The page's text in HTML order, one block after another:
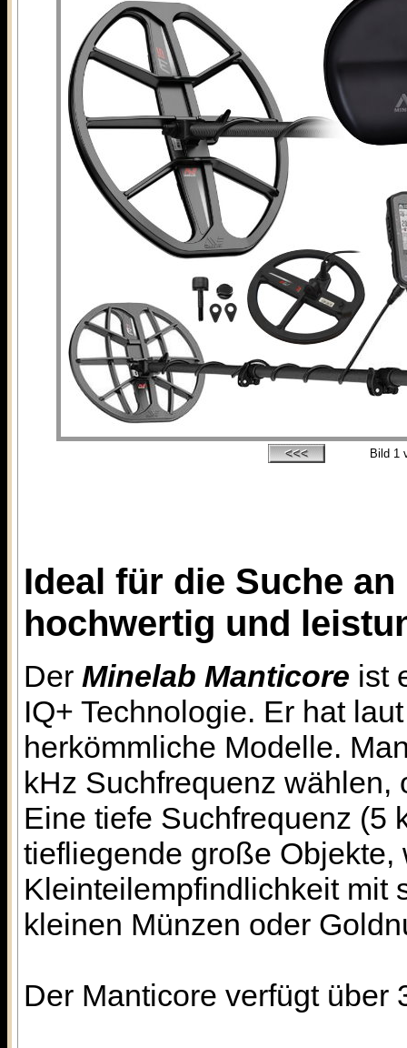
Bild 1
Ideal für die Suche
hochwertig und
Der Minelab Manticore ist
IQ+ Technologie. Er hat
herkömmliche Modelle.
kHz Suchfrequenz
Eine tiefe Suchfrequenz (5
tiefliegende große
Kleinteilempfindlichkeit mit
kleinen Münzen oder
Der Manticore verfügt über